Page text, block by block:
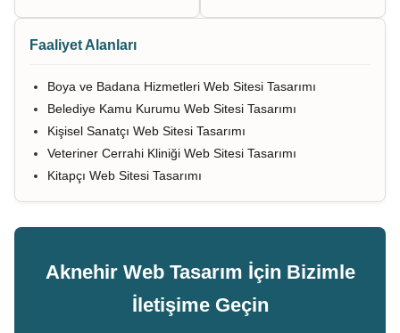
Faaliyet Alanları
Boya ve Badana Hizmetleri Web Sitesi Tasarımı
Belediye Kamu Kurumu Web Sitesi Tasarımı
Kişisel Sanatçı Web Sitesi Tasarımı
Veteriner Cerrahi Kliniği Web Sitesi Tasarımı
Kitapçı Web Sitesi Tasarımı
Aknehir Web Tasarım İçin Bizimle
İletişime Geçin